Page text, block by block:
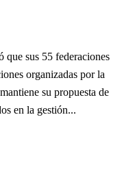
que sus 55 federaciones
organizadas por la
mantiene su propuesta de
en la gestión...